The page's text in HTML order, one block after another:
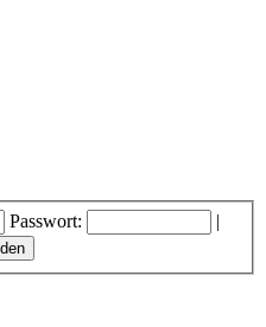
Passwort:
|